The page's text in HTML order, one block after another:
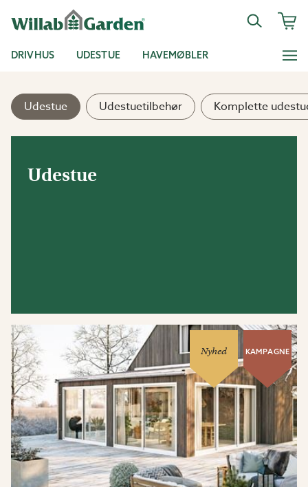
DRIVHUS UDESTUE HAVEMØBLER
Udestue Udestuetilbehør Komplette
Udestue
Nyhed KAMPAGNE